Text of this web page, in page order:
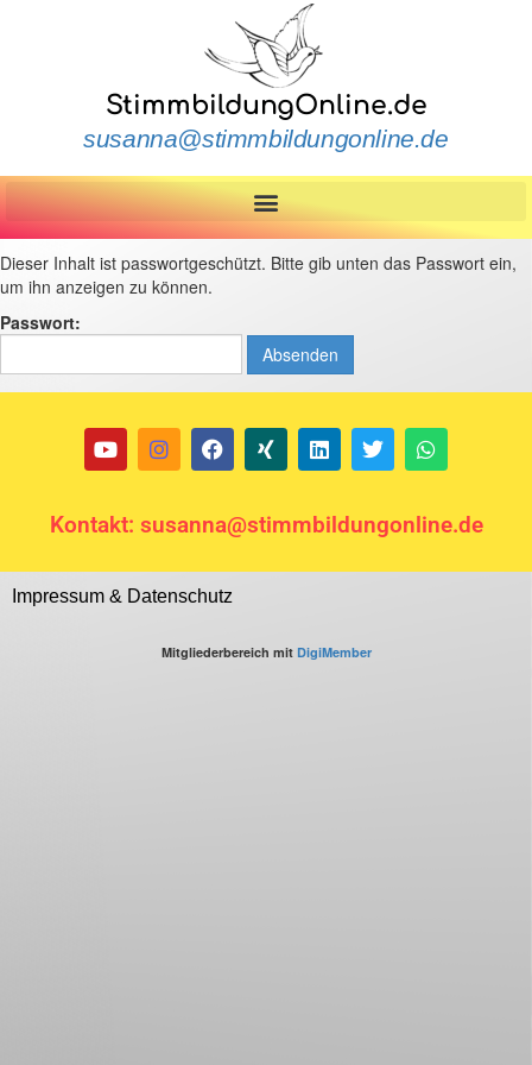
StimmbildungOnline.de
susanna@stimmbildungonline.de
Dieser Inhalt ist passwortgeschützt. Bitte gib unten das Passwort ein,
um ihn anzeigen zu können.
Passwort:
Kontakt: susanna@stimmbildungonline.de
Impressum & Datenschutz
Mitgliederbereich mit DigiMember